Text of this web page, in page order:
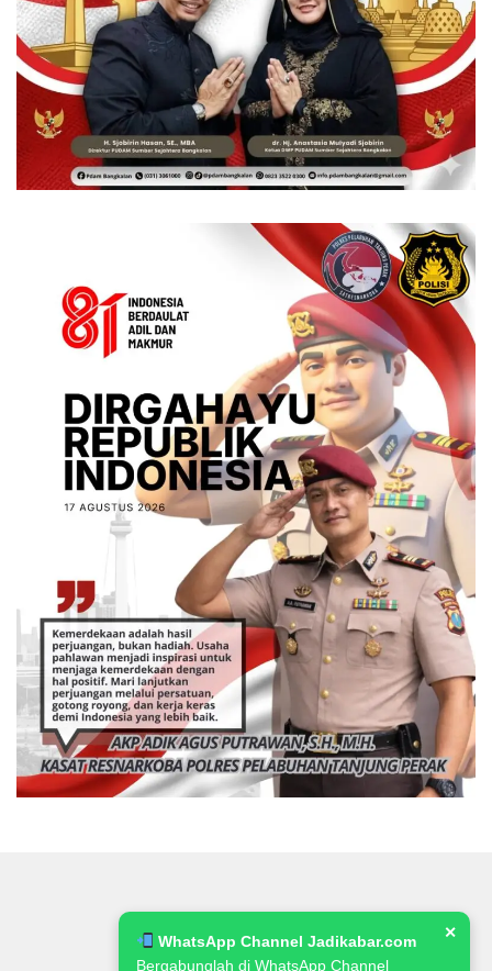
WhatsApp Channel Jadikabar.com
Bergabunglah di WhatsApp Channel
✕